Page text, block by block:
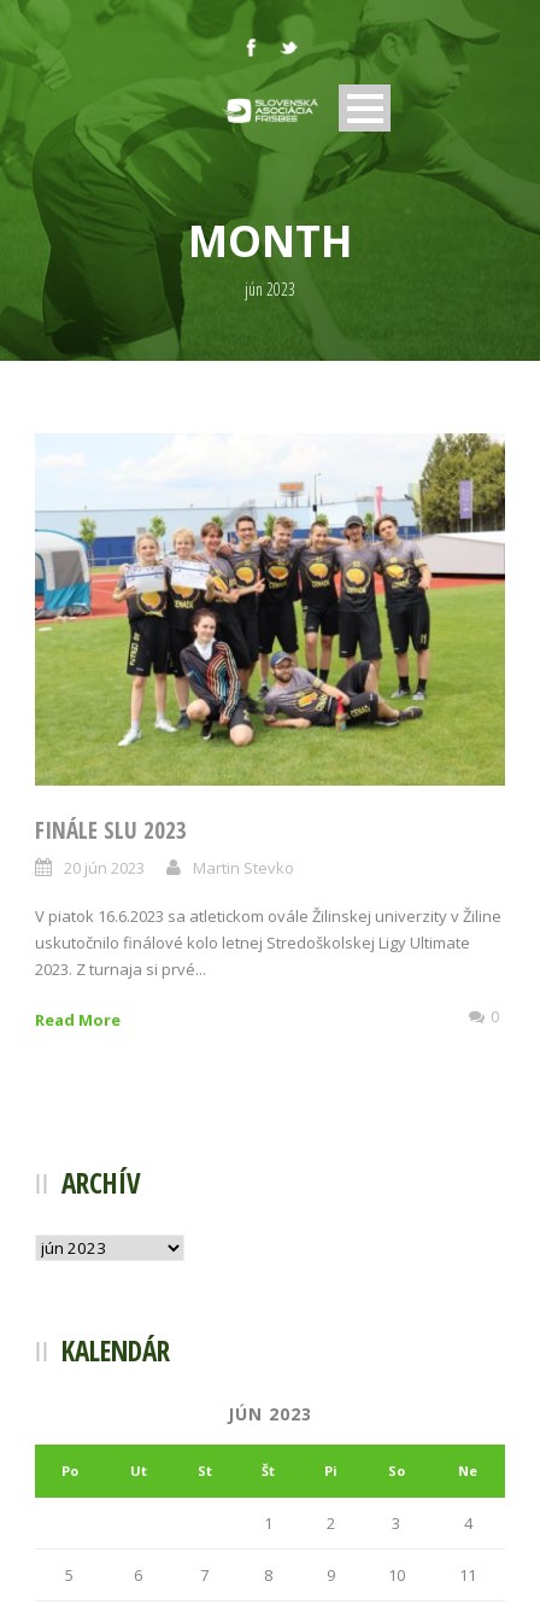
MONTH
jún 2023
FINÁLE SLU 2023
20 jún 2023 Martin Stevko
V piatok 16.6.2023 sa atletickom ovále Žilinskej univerzity v Žiline
uskutočnilo finálové kolo letnej Stredoškolskej Ligy Ultimate
2023. Z turnaja si prvé...
Read More 0
ARCHÍV
Archív
KALENDÁR
JÚN 2023
Po Ut St Št Pi So Ne
1 2 3 4
5 6 7 8 9 10 11